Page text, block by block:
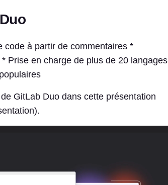
code à partir de commentaires *
Prise en charge de plus de 20 langages
GitLab Duo dans cette présentation